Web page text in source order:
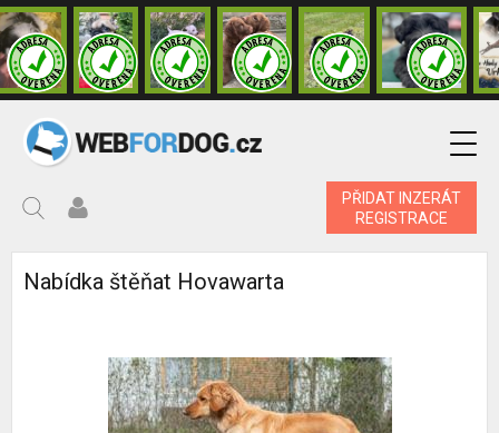
PŘIDAT INZERÁT
REGISTRACE
Nabídka štěňat Hovawarta